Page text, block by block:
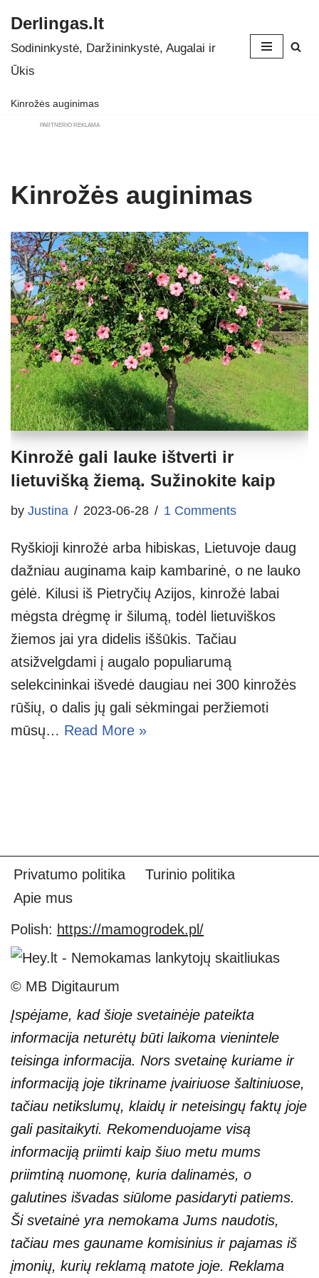
Skip
to
Derlingas.lt
Sodininkystė, Daržininkystė, Augalai ir
Ūkis
Kinrožės auginimas
PARTNERIO REKLAMA
Kinrožės auginimas
Kinrožė gali lauke ištverti ir
lietuvišką žiemą. Sužinokite kaip
by Justina 2023-06-28 1 Comments
Ryškioji kinrožė arba hibiskas, Lietuvoje daug
dažniau auginama kaip kambarinė, o ne lauko
gėlė. Kilusi iš Pietryčių Azijos, kinrožė labai
mėgsta drėgmę ir šilumą, todėl lietuviškos
žiemos jai yra didelis iššūkis. Tačiau
atsižvelgdami į augalo populiarumą
selekcininkai išvedė daugiau nei 300 kinrožės
rūšių, o dalis jų gali sėkmingai peržiemoti
mūsų… Read More »
Privatumo politika
Turinio politika
Apie mus
Polish: https://mamogrodek.pl/
© MB Digitaurum
Įspėjame, kad šioje svetainėje pateikta
informacija neturėtų būti laikoma vienintele
teisinga informacija. Nors svetainę kuriame ir
informaciją joje tikriname įvairiuose šaltiniuose,
tačiau netikslumų, klaidų ir neteisingų faktų joje
gali pasitaikyti. Rekomenduojame visą
informaciją priimti kaip šiuo metu mums
priimtiną nuomonę, kuria dalinamės, o
galutines išvadas siūlome pasidaryti patiems.
Ši svetainė yra nemokama Jums naudotis,
tačiau mes gauname komisinius ir pajamas iš
įmonių, kurių reklamą matote joje. Reklama